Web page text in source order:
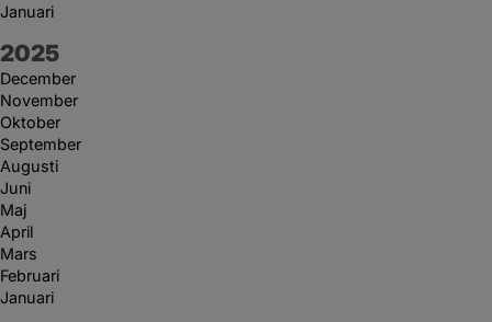
Januari
År:
2025
December
November
Oktober
September
Augusti
Juni
Maj
April
Mars
Februari
Januari